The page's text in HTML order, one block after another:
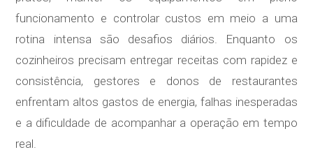
funcionamento e controlar custos em meio a uma
rotina intensa são desafios diários. Enquanto os
cozinheiros precisam entregar receitas com rapidez e
consistência, gestores e donos de restaurantes
enfrentam altos gastos de energia, falhas inesperadas
e a dificuldade de acompanhar a operação em tempo
real.